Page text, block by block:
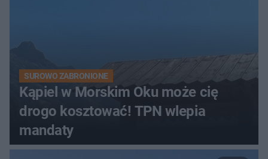
SUROWO ZABRONIONE
Kąpiel w Morskim Oku może cię
drogo kosztować! TPN wlepia
mandaty